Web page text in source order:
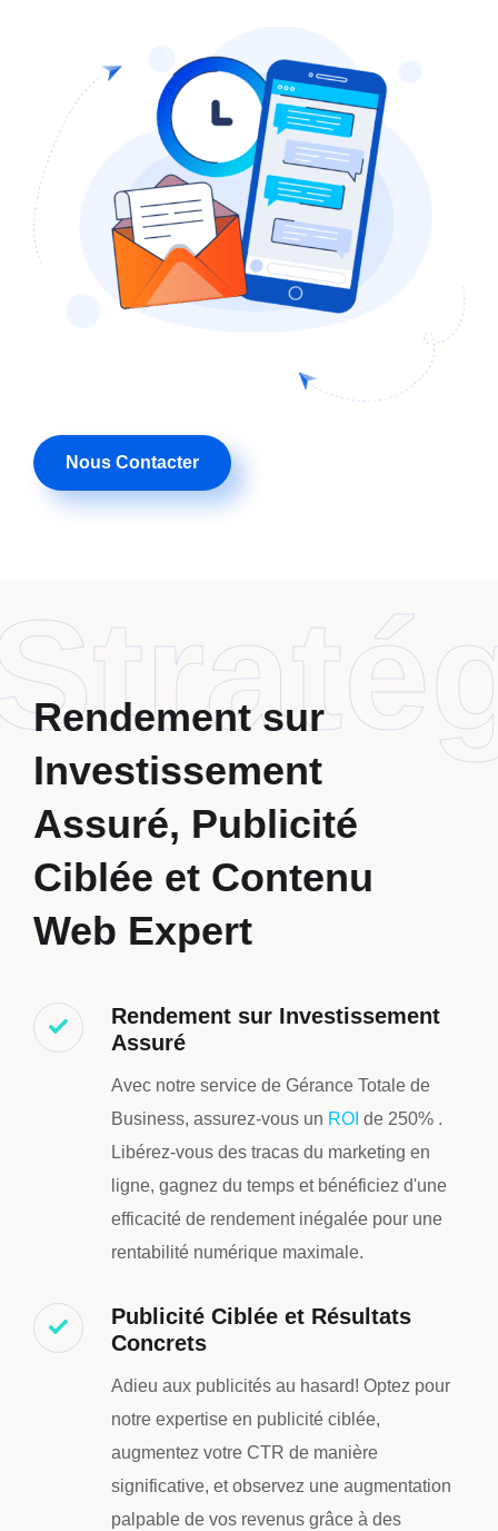
Nous Contacter
Rendement sur
Investissement
Assuré, Publicité
Ciblée et Contenu
Web Expert
Rendement sur Investissement
Assuré
Avec notre service de Gérance Totale de
Business, assurez-vous un ROI de 250% .
Libérez-vous des tracas du marketing en
ligne, gagnez du temps et bénéficiez d'une
efficacité de rendement inégalée pour une
rentabilité numérique maximale.
Publicité Ciblée et Résultats
Concrets
Adieu aux publicités au hasard! Optez pour
notre expertise en publicité ciblée,
augmentez votre CTR de manière
significative, et observez une augmentation
palpable de vos revenus grâce à des